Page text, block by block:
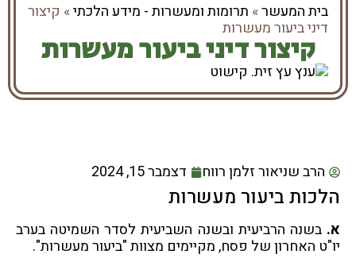
בית המעשר» תרומות ומעשרות - מידע הלכתי» קיצור
דיני ביעור מעשרות
קיצור דיני ביעור מעשרות
הרב שניאור זלמן רווח דצמבר 15, 2024
הלכות ביעור מעשרות
א.בשנה הרביעית ובשנה השביעית לסדר השמיטה בערב
יו"ט האחרון של פסח, מקיימים מצוות "ביעור מעשרות".